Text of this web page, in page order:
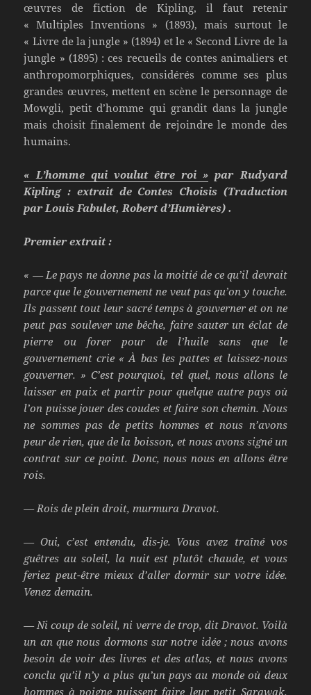
œuvres de fiction de Kipling, il faut retenir
« Multiples Inventions » (1893), mais surtout le
« Livre de la jungle » (1894) et le « Second Livre de la
jungle » (1895) : ces recueils de contes animaliers et
anthropomorphiques, considérés comme ses plus
grandes œuvres, mettent en scène le personnage de
Mowgli, petit d’homme qui grandit dans la jungle
mais choisit finalement de rejoindre le monde des
humains.
« L’homme qui voulut être roi » par Rudyard
Kipling : extrait de Contes Choisis (Traduction
par Louis Fabulet, Robert d’Humières) .
Premier extrait :
« — Le pays ne donne pas la moitié de ce qu’il devrait
parce que le gouvernement ne veut pas qu’on y touche.
Ils passent tout leur sacré temps à gouverner et on ne
peut pas soulever une bêche, faire sauter un éclat de
pierre ou forer pour de l’huile sans que le
gouvernement crie « À bas les pattes et laissez-nous
gouverner. » C’est pourquoi, tel quel, nous allons le
laisser en paix et partir pour quelque autre pays où
l’on puisse jouer des coudes et faire son chemin. Nous
ne sommes pas de petits hommes et nous n’avons
peur de rien, que de la boisson, et nous avons signé un
contrat sur ce point. Donc, nous nous en allons être
rois.
— Rois de plein droit, murmura Dravot.
— Oui, c’est entendu, dis-je. Vous avez traîné vos
guêtres au soleil, la nuit est plutôt chaude, et vous
feriez peut-être mieux d’aller dormir sur votre idée.
Venez demain.
— Ni coup de soleil, ni verre de trop, dit Dravot. Voilà
un an que nous dormons sur notre idée ; nous avons
besoin de voir des livres et des atlas, et nous avons
conclu qu’il n’y a plus qu’un pays au monde où deux
hommes à poigne puissent faire leur petit Sarawak.